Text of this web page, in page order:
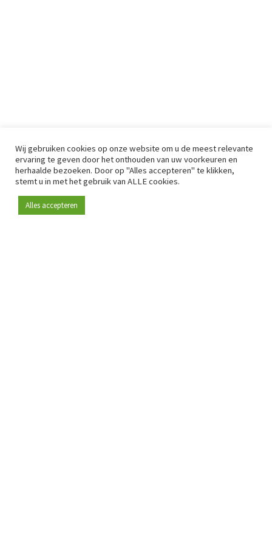
Wij gebruiken cookies op onze website om u de meest relevante
ervaring te geven door het onthouden van uw voorkeuren en
herhaalde bezoeken. Door op "Alles accepteren" te klikken,
stemt u in met het gebruik van ALLE cookies.
Alles accepteren